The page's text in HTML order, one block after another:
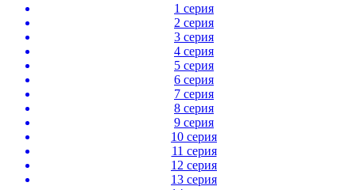
1 серия
2 серия
3 серия
4 серия
5 серия
6 серия
7 серия
8 серия
9 серия
10 серия
11 серия
12 серия
13 серия